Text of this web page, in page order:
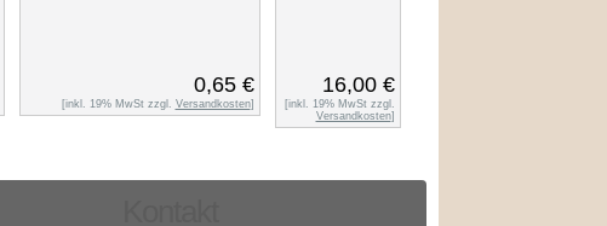
0,65 €
[inkl. 19% MwSt zzgl. Versandkosten]
16,00 €
[inkl. 19% MwSt zzgl.
Versandkosten]